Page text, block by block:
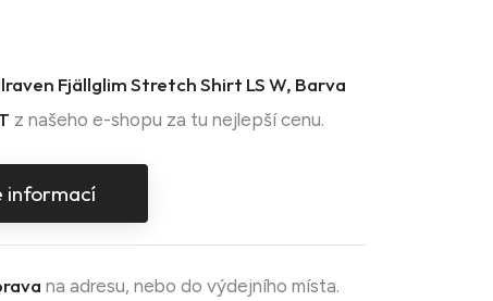
Fjällglim Stretch Shirt LS W, Barva
z našeho e-shopu za tu nejlepší cenu.
informací
na adresu, nebo do výdejního místa.